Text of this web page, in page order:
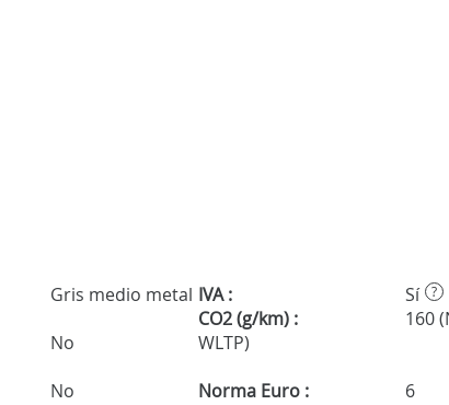
Gris medio metal IVA : Sí ?
No
CO2 (g/km) :
160
WLTP)
No Norma Euro :
6